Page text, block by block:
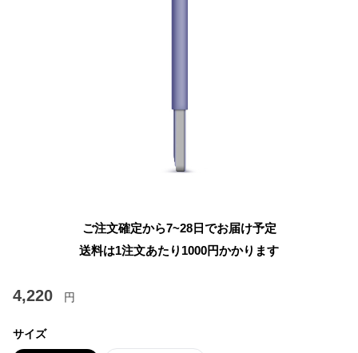
ご注文確定から7~28日でお届け予定
送料は1注文あたり 1000円かかります
4,220 円
サイズ